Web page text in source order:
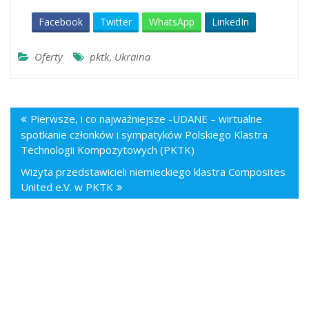
Facebook Twitter WhatsApp LinkedIn
Oferty pktk, Ukraina
Pierwsze, i co najważniejsze -UDANE – wirtualne
spotkanie członków i sympatyków Polskiego Klastra
Technologii Kompozytowych (PKTK)
Wizyta przedstawicieli niemieckiego klastra Composites
United e.V. w PKTK